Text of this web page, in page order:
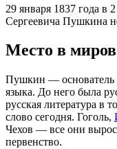
29 января 1837 года в
Сергеевича Пушкина
Место в
Пушкин — основатель
языка. До него была
русская литература в
слово сегодня. Гоголь,
Чехов — все они
первенство.